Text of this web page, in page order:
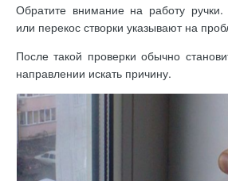
Обратите внимание на работу ручки.
или перекос створки указывают на
После такой проверки обычно
направлении искать причину.